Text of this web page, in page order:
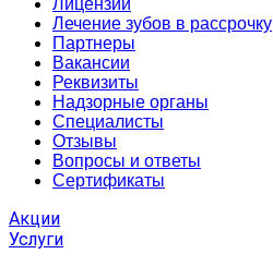
Лицензии
Лечение зубов в рассрочку
Партнеры
Вакансии
Реквизиты
Надзорные органы
Специалисты
Отзывы
Вопросы и ответы
Сертификаты
Акции
Услуги